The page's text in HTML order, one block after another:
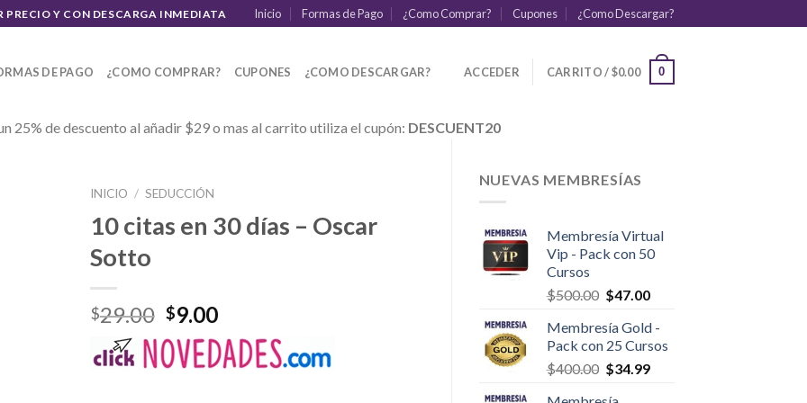
PRECIO Y CON DESCARGA INMEDIATA Inicio Formas de Pago ¿Como Comprar? Cupones ¿Como Descargar?
DE PAGO ¿COMO COMPRAR? CUPONES ¿COMO DESCARGAR? ACCEDER CARRITO /$0.00 0
25% de descuento al añadir $29 o mas al carrito utiliza el cupón: DESCUENT20
NUEVAS MEMBRESÍAS
Membresía Virtual
Vip - Pack con 50
Cursos
$500.00 $47.00
Membresía Gold -
Pack con 25 Cursos
$400.00 $34.99
INICIO / SEDUCCIÓN
10 citas en 30 días – Oscar
Sotto
$29.00 $9.00